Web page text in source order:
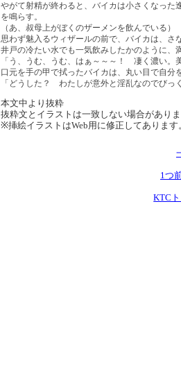
やがて射精が終わると、バイカは小さくなった
を鳴らす。
（あ、叔母上がぼくのザーメンを飲んでいる）
思わず魅入るウィザールの前で、バイカは、さ
井戸の冷たい水でも一気飲みしたかのように、
「う、うむ、うむ、はぁ～～～！ 凄く濃い。
口元を手の甲で拭ったバイカは、丸い目で自分
「どうした？ わたしが意外と淫乱なのでびっ
本文中より抜粋
抜粋文とイラストは一致しない場合があり
※挿絵イラストはWeb用に修正してあります
1つ
KTC